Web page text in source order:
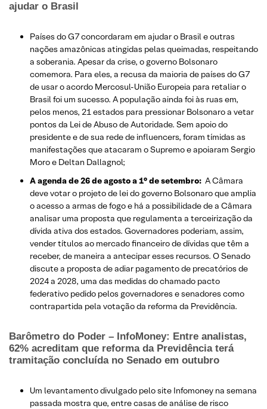
ajudar o Brasil
Países do G7 concordaram em ajudar o Brasil e outras
nações amazônicas atingidas pelas queimadas, respeitando
a soberania. Apesar da crise, o governo Bolsonaro
comemora. Para eles, a recusa da maioria de países do G7
de usar o acordo Mercosul-União Europeia para retaliar o
Brasil foi um sucesso. A população ainda foi às ruas em,
pelos menos, 21 estados para pressionar Bolsonaro a vetar
pontos da Lei de Abuso de Autoridade. Sem apoio do
presidente e de sua rede de influencers, foram tímidas as
manifestações que atacaram o Supremo e apoiaram Sergio
Moro e Deltan Dallagnol;
A agenda de 26 de agosto a 1° de setembro: A Câmara
deve votar o projeto de lei do governo Bolsonaro que amplia
o acesso a armas de fogo e há a possibilidade de a Câmara
analisar uma proposta que regulamenta a terceirização da
dívida ativa dos estados. Governadores poderiam, assim,
vender títulos ao mercado financeiro de dívidas que têm a
receber, de maneira a antecipar esses recursos. O Senado
discute a proposta de adiar pagamento de precatórios de
2024 a 2028, uma das medidas do chamado pacto
federativo pedido pelos governadores e senadores como
contrapartida pela votação da reforma da Previdência.
Barômetro do Poder – InfoMoney: Entre analistas,
62% acreditam que reforma da Previdência terá
tramitação concluída no Senado em outubro
Um levantamento divulgado pelo site Infomoney na semana
passada mostra que, entre casas de análise de risco